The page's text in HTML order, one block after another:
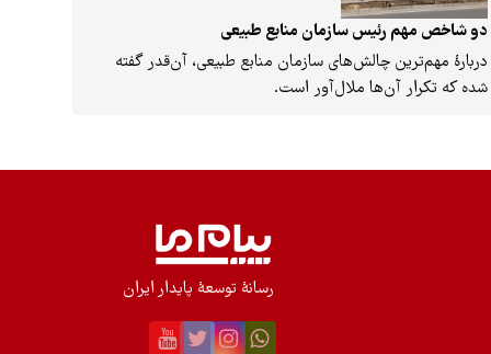
دو شاخص مهم رئیس سازمان منابع طبیعی
دربارۀ مهم‌ترین چالش‌های سازمان منابع طبیعی، آن‌قدر گفته
شده که تکرار آن‌ها ملال‌آور است.
رسانۀ توسعۀ پایدار ایران